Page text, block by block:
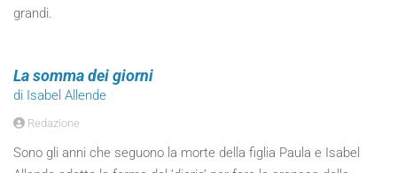
grandi.
La somma dei giorni
di Isabel Allende
Redazione
Sono gli anni che seguono la morte della figlia Paula e Isabel